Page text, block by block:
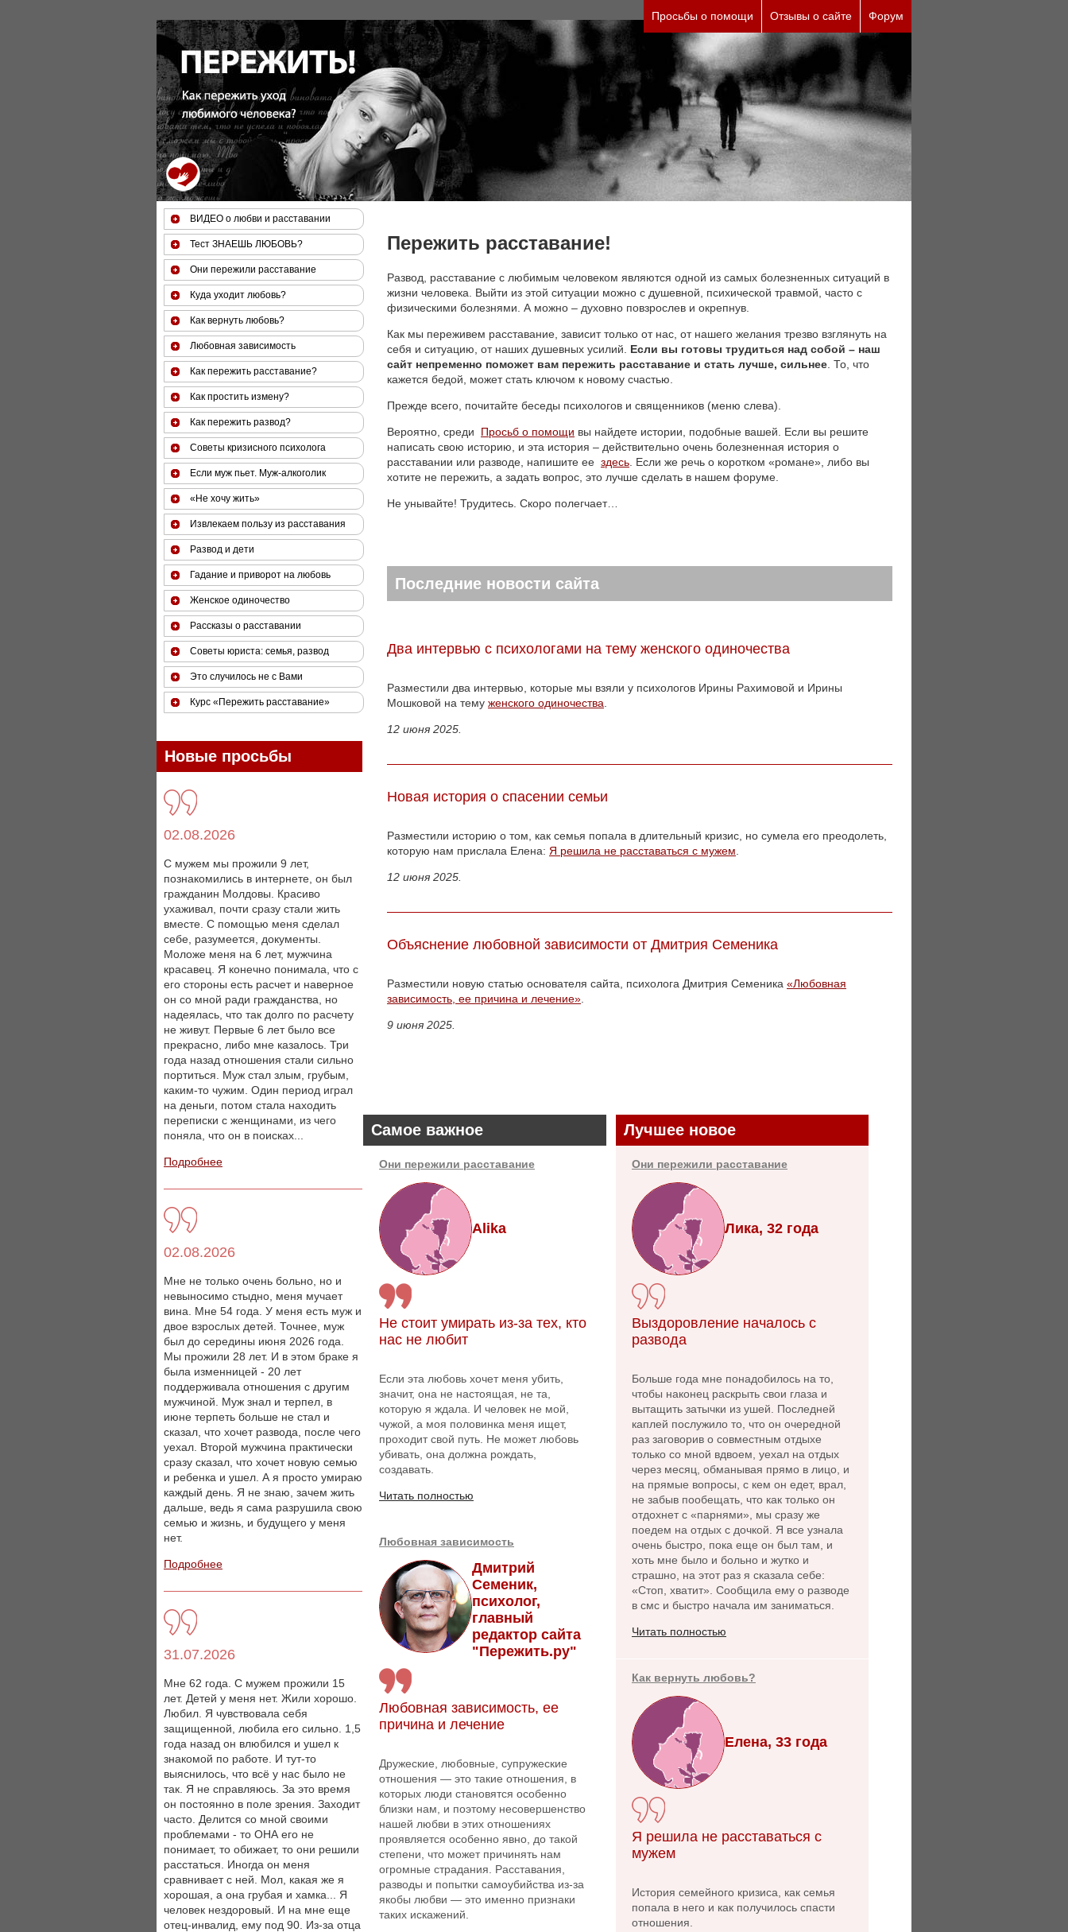
За 50 минут Вы можете оценить тяжесть своего состояния и его психологические причины (бесплатно)
Просьбы о помощи Отзывы о сайте Форум
Пережить расставание!
Развод, расставание с любимым человеком являются одной из самых болезненных ситуаций в
жизни человека. Выйти из этой ситуации можно с душевной, психической травмой, часто с
физическими болезнями. А можно – духовно повзрослев и окрепнув.
Как мы переживем расставание, зависит только от нас, от нашего желания трезво взглянуть на
себя и ситуацию, от наших душевных усилий. Если вы готовы трудиться над собой – наш
сайт непременно поможет вам пережить расставание и стать лучше, сильнее . То, что
кажется бедой, может стать ключом к новому счастью.
Прежде всего, почитайте беседы психологов и священников (меню слева).
Вероятно, среди Просьб о помощи вы найдете истории, подобные вашей. Если вы решите
написать свою историю, и эта история – действительно очень болезненная история о
расставании или разводе, напишите ее здесь . Если же речь о коротком «романе», либо вы
хотите не пережить, а задать вопрос, это лучше сделать в нашем форуме.
Не унывайте! Трудитесь. Скоро полегчает…
Последние новости сайта
Два интервью с психологами на тему женского одиночества
Разместили два интервью, которые мы взяли у психологов Ирины Рахимовой и Ирины
Мошковой на тему женского одиночества
12 июня 2025.
Новая история о спасении семьи
Разместили историю о том, как семья попала в длительный кризис, но сумела его преодолеть,
которую нам прислала Елена: Я решила не расставаться с мужем
12 июня 2025.
Объяснение любовной зависимости от Дмитрия Семеника
Разместили новую статью основателя сайта, психолога Дмитрия Семеника «Любовная
зависимость, ее причина и лечение»
9 июня 2025.
Самое важное
Они пережили расставание
Alika
Не стоит умирать из-за тех, кто
нас не любит
Если эта любовь хочет меня убить,
значит, она не настоящая, не та,
которую я ждала. И человек не мой,
чужой, а моя половинка меня ищет,
проходит свой путь. Не может любовь
убивать, она должна рождать,
создавать.
Читать полностью
Любовная зависимость
Дмитрий
Семеник,
психолог,
главный
редактор сайта
"Пережить.ру"
Любовная зависимость, ее
причина и лечение
Дружеские, любовные, супружеские
отношения — это такие отношения, в
которых люди становятся особенно
близки нам, и поэтому несовершенство
нашей любви в этих отношениях
проявляется особенно явно, до такой
степени, что может причинять нам
огромные страдания. Расставания,
разводы и попытки самоубийства из-за
якобы любви — это именно признаки
таких искажений.
Лучшее новое
Они пережили расставание
Лика, 32 года
Выздоровление началось с
развода
Больше года мне понадобилось на то,
чтобы наконец раскрыть свои глаза и
вытащить затычки из ушей. Последней
каплей послужило то, что он очередной
раз заговорив о совместным отдыхе
только со мной вдвоем, уехал на отдых
через месяц, обманывая прямо в лицо, и
на прямые вопросы, с кем он едет, врал,
не забыв пообещать, что как только он
отдохнет с «парнями», мы сразу же
поедем на отдых с дочкой. Я все узнала
очень быстро, пока еще он был там, и
хоть мне было и больно и жутко и
страшно, на этот раз я сказала себе:
«Стоп, хватит». Сообщила ему о разводе
в смс и быстро начала им заниматься.
Читать полностью
Как вернуть любовь?
Елена, 33 года
Я решила не расставаться с
мужем
История семейного кризиса, как семья
попала в него и как получилось спасти
отношения.
ВИДЕО о любви и расставании
Тест ЗНАЕШЬ ЛЮБОВЬ?
Они пережили расставание
Куда уходит любовь?
Как вернуть любовь?
Любовная зависимость
Как пережить расставание?
Как простить измену?
Как пережить развод?
Советы кризисного психолога
Если муж пьет. Муж-алкоголик
«Не хочу жить»
Извлекаем пользу из расставания
Развод и дети
Гадание и приворот на любовь
Женское одиночество
Рассказы о расставании
Советы юриста: семья, развод
Это случилось не с Вами
Курс «Пережить расставание»
Новые просьбы
02.08.2026
С мужем мы прожили 9 лет,
познакомились в интернете, он был
гражданин Молдовы. Красиво
ухаживал, почти сразу стали жить
вместе. С помощью меня сделал
себе, разумеется, документы.
Моложе меня на 6 лет, мужчина
красавец. Я конечно понимала, что с
его стороны есть расчет и наверное
он со мной ради гражданства, но
надеялась, что так долго по расчету
не живут. Первые 6 лет было все
прекрасно, либо мне казалось. Три
года назад отношения стали сильно
портиться. Муж стал злым, грубым,
каким-то чужим. Один период играл
на деньги, потом стала находить
переписки с женщинами, из чего
поняла, что он в поисках...
Подробнее
02.08.2026
Мне не только очень больно, но и
невыносимо стыдно, меня мучает
вина. Мне 54 года. У меня есть муж и
двое взрослых детей. Точнее, муж
был до середины июня 2026 года.
Мы прожили 28 лет. И в этом браке я
была изменницей - 20 лет
поддерживала отношения с другим
мужчиной. Муж знал и терпел, в
июне терпеть больше не стал и
сказал, что хочет развода, после чего
уехал. Второй мужчина практически
сразу сказал, что хочет новую семью
и ребенка и ушел. А я просто умираю
каждый день. Я не знаю, зачем жить
дальше, ведь я сама разрушила свою
семью и жизнь, и будущего у меня
нет.
Подробнее
31.07.2026
Мне 62 года. С мужем прожили 15
лет. Детей у меня нет. Жили хорошо.
Любил. Я чувствовала себя
защищенной, любила его сильно. 1,5
года назад он влюбился и ушел к
знакомой по работе. И тут-то
выяснилось, что всё у нас было не
так. Я не справляюсь. За это время
он постоянно в поле зрения. Заходит
часто. Делится со мной своими
проблемами - то ОНА его не
понимает, то обижает, то они решили
расстаться. Иногда он меня
сравнивает с ней. Мол, какая же я
хорошая, а она грубая и хамка... Я
человек нездоровый. И на мне еще
отец-инвалид, ему под 90. Из-за отца